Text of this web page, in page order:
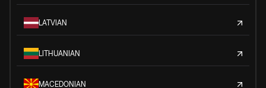
LATVIAN
LITHUANIAN
MACEDONIAN